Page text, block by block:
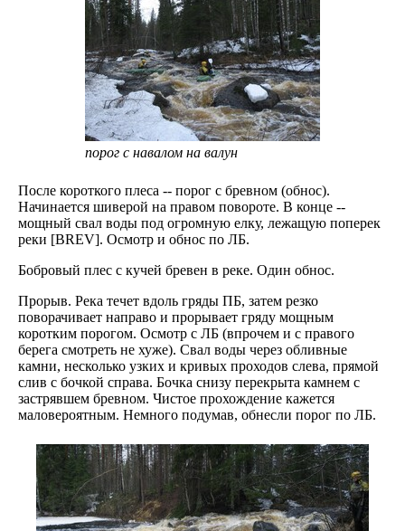
порог с навалом на валун
После короткого плеса -- порог с бревном (обнос).
Начинается шиверой на правом повороте. В конце --
мощный свал воды под огромную елку, лежащую поперек
реки [BREV]. Осмотр и обнос по ЛБ.
Бобровый плес с кучей бревен в реке. Один обнос.
Прорыв. Река течет вдоль гряды ПБ, затем резко
поворачивает направо и прорывает гряду мощным
коротким порогом. Осмотр с ЛБ (впрочем и с правого
берега смотреть не хуже). Свал воды через обливные
камни, несколько узких и кривых проходов слева, прямой
слив с бочкой справа. Бочка снизу перекрыта камнем с
застрявшем бревном. Чистое прохождение кажется
маловероятным. Немного подумав, обнесли порог по ЛБ.